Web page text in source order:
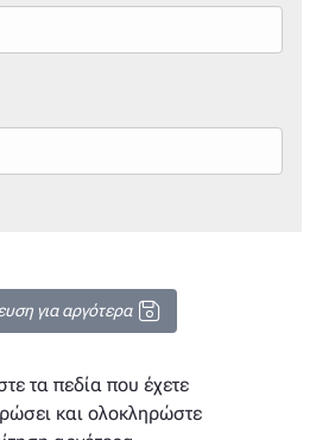
για αργότερα
τα πεδία που έχετε
και ολοκληρώστε